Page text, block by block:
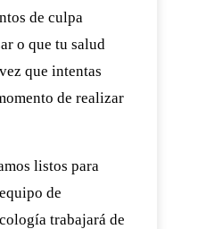
de culpa
o que tu salud
que intentas
de realizar
listos para
de
trabajará de